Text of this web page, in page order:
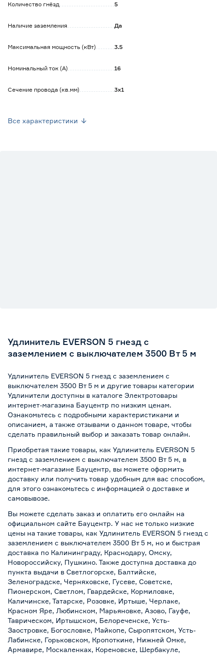
Количество гнёзд 5
Наличие заземления Да
Максимальная мощность (кВт) 3.5
Номинальный ток (А) 16
Сечение провода (кв.мм) 3х1
Все характеристики
Удлинитель EVERSON 5 гнезд с
заземлением с выключателем 3500 Вт 5 м
Удлинитель EVERSON 5 гнезд с заземлением с
выключателем 3500 Вт 5 м и другие товары категории
Удлинители доступны в каталоге Электротовары
интернет-магазина Бауцентр по низким ценам.
Ознакомьтесь с подробными характеристиками и
описанием, а также отзывами о данном товаре, чтобы
сделать правильный выбор и заказать товар онлайн.
Приобретая такие товары, как Удлинитель EVERSON 5
гнезд с заземлением с выключателем 3500 Вт 5 м, в
интернет-магазине Бауцентр, вы можете оформить
доставку или получить товар удобным для вас способом,
для этого ознакомьтесь с информацией о доставке и
самовывозе.
Вы можете сделать заказ и оплатить его онлайн на
официальном сайте Бауцентр. У нас не только низкие
цены на такие товары, как Удлинитель EVERSON 5 гнезд с
заземлением с выключателем 3500 Вт 5 м, но и быстрая
доставка по Калининграду, Краснодару, Омску,
Новороссийску, Пушкино. Также доступна доставка до
пункта выдачи в Светлогорске, Балтийске,
Зеленоградске, Черняховске, Гусеве, Советске,
Пионерском, Светлом, Гвардейске, Кормиловке,
Каличинске, Татарске, Розовке, Иртыше, Черлаке,
Красном Яре, Любинском, Марьяновке, Азово, Гауфе,
Таврическом, Иртышском, Белореченске, Усть-
Заостровке, Богословке, Майкопе, Сыропятском, Усть-
Лабинске, Горьковском, Кропоткине, Нижней Омке,
Армавире, Москаленках, Кореновске, Шербакуле,